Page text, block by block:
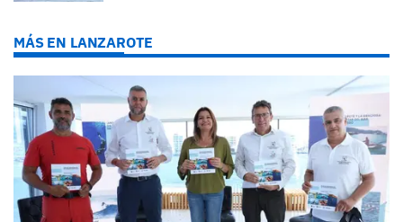
MÁS EN LANZAROTE